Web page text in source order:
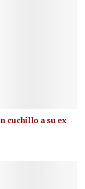
cuchillo a su ex